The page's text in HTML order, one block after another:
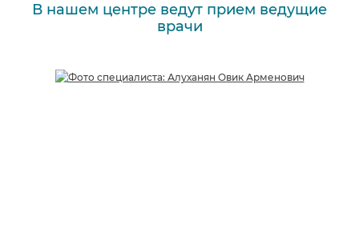
В нашем центре ведут прием ведущие
врачи